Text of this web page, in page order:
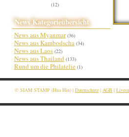
(12)
News Kategorieübersicht
News aus Myanmar (36)
News aus Kambodscha (34)
News aus Laos (22)
News aus Thailand (133)
Rund um die Philatelie (1)
© SIAM STAMP (Hua Hin) | Datenschutz | AGB |